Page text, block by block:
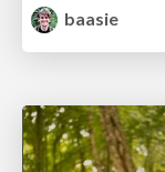
baasie